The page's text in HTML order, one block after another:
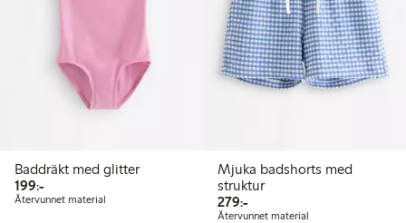
Baddräkt med glitter
199:-199,00 kr
Återvunnet material
Mjuka badshorts med
struktur
279:-279,00 kr
Återvunnet material